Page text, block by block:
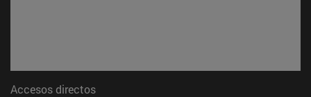
Accesos directos